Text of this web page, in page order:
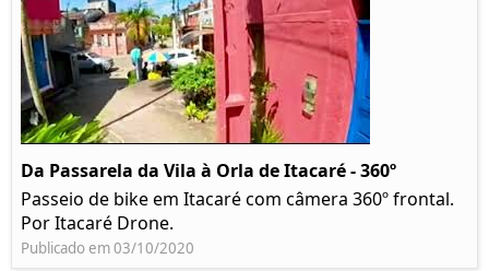
Da Passarela da Vila à Orla de Itacaré - 360º
Passeio de bike em Itacaré com câmera 360º frontal.
Por Itacaré Drone.
Publicado em 03/10/2020